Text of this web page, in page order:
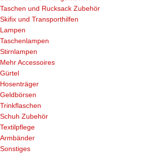
Taschen und Rucksack Zubehör
Skifix und Transporthilfen
Lampen
Taschenlampen
Stirnlampen
Mehr Accessoires
Gürtel
Hosenträger
Geldbörsen
Trinkflaschen
Schuh Zubehör
Textilpflege
Armbänder
Sonstiges